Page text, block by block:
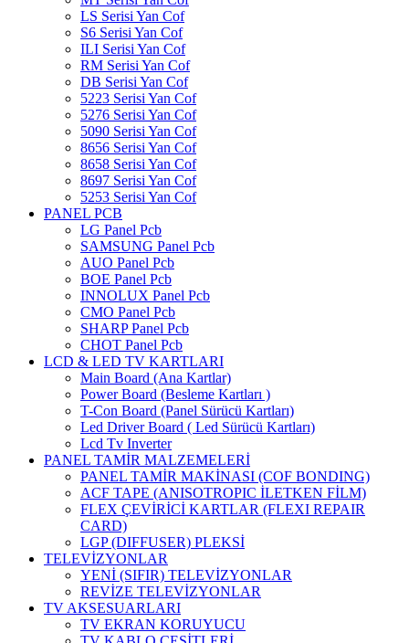
LS Serisi Yan Cof
S6 Serisi Yan Cof
ILI Serisi Yan Cof
RM Serisi Yan Cof
DB Serisi Yan Cof
5223 Serisi Yan Cof
5276 Serisi Yan Cof
5090 Serisi Yan Cof
8656 Serisi Yan Cof
8658 Serisi Yan Cof
8697 Serisi Yan Cof
5253 Serisi Yan Cof
PANEL PCB
LG Panel Pcb
SAMSUNG Panel Pcb
AUO Panel Pcb
BOE Panel Pcb
INNOLUX Panel Pcb
CMO Panel Pcb
SHARP Panel Pcb
CHOT Panel Pcb
LCD & LED TV KARTLARI
Main Board (Ana Kartlar)
Power Board (Besleme Kartları )
T-Con Board (Panel Sürücü Kartları)
Led Driver Board ( Led Sürücü Kartları)
Lcd Tv Inverter
PANEL TAMİR MALZEMELERİ
PANEL TAMİR MAKİNASI (COF BONDING)
ACF TAPE (ANISOTROPIC İLETKEN FİLM)
FLEX ÇEVİRİCİ KARTLAR (FLEXI REPAIR
CARD)
LGP (DIFFUSER) PLEKSİ
TELEVİZYONLAR
YENİ (SIFIR) TELEVİZYONLAR
REVİZE TELEVİZYONLAR
TV AKSESUARLARI
TV EKRAN KORUYUCU